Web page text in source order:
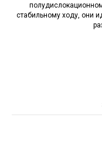
стабильному ходу, они